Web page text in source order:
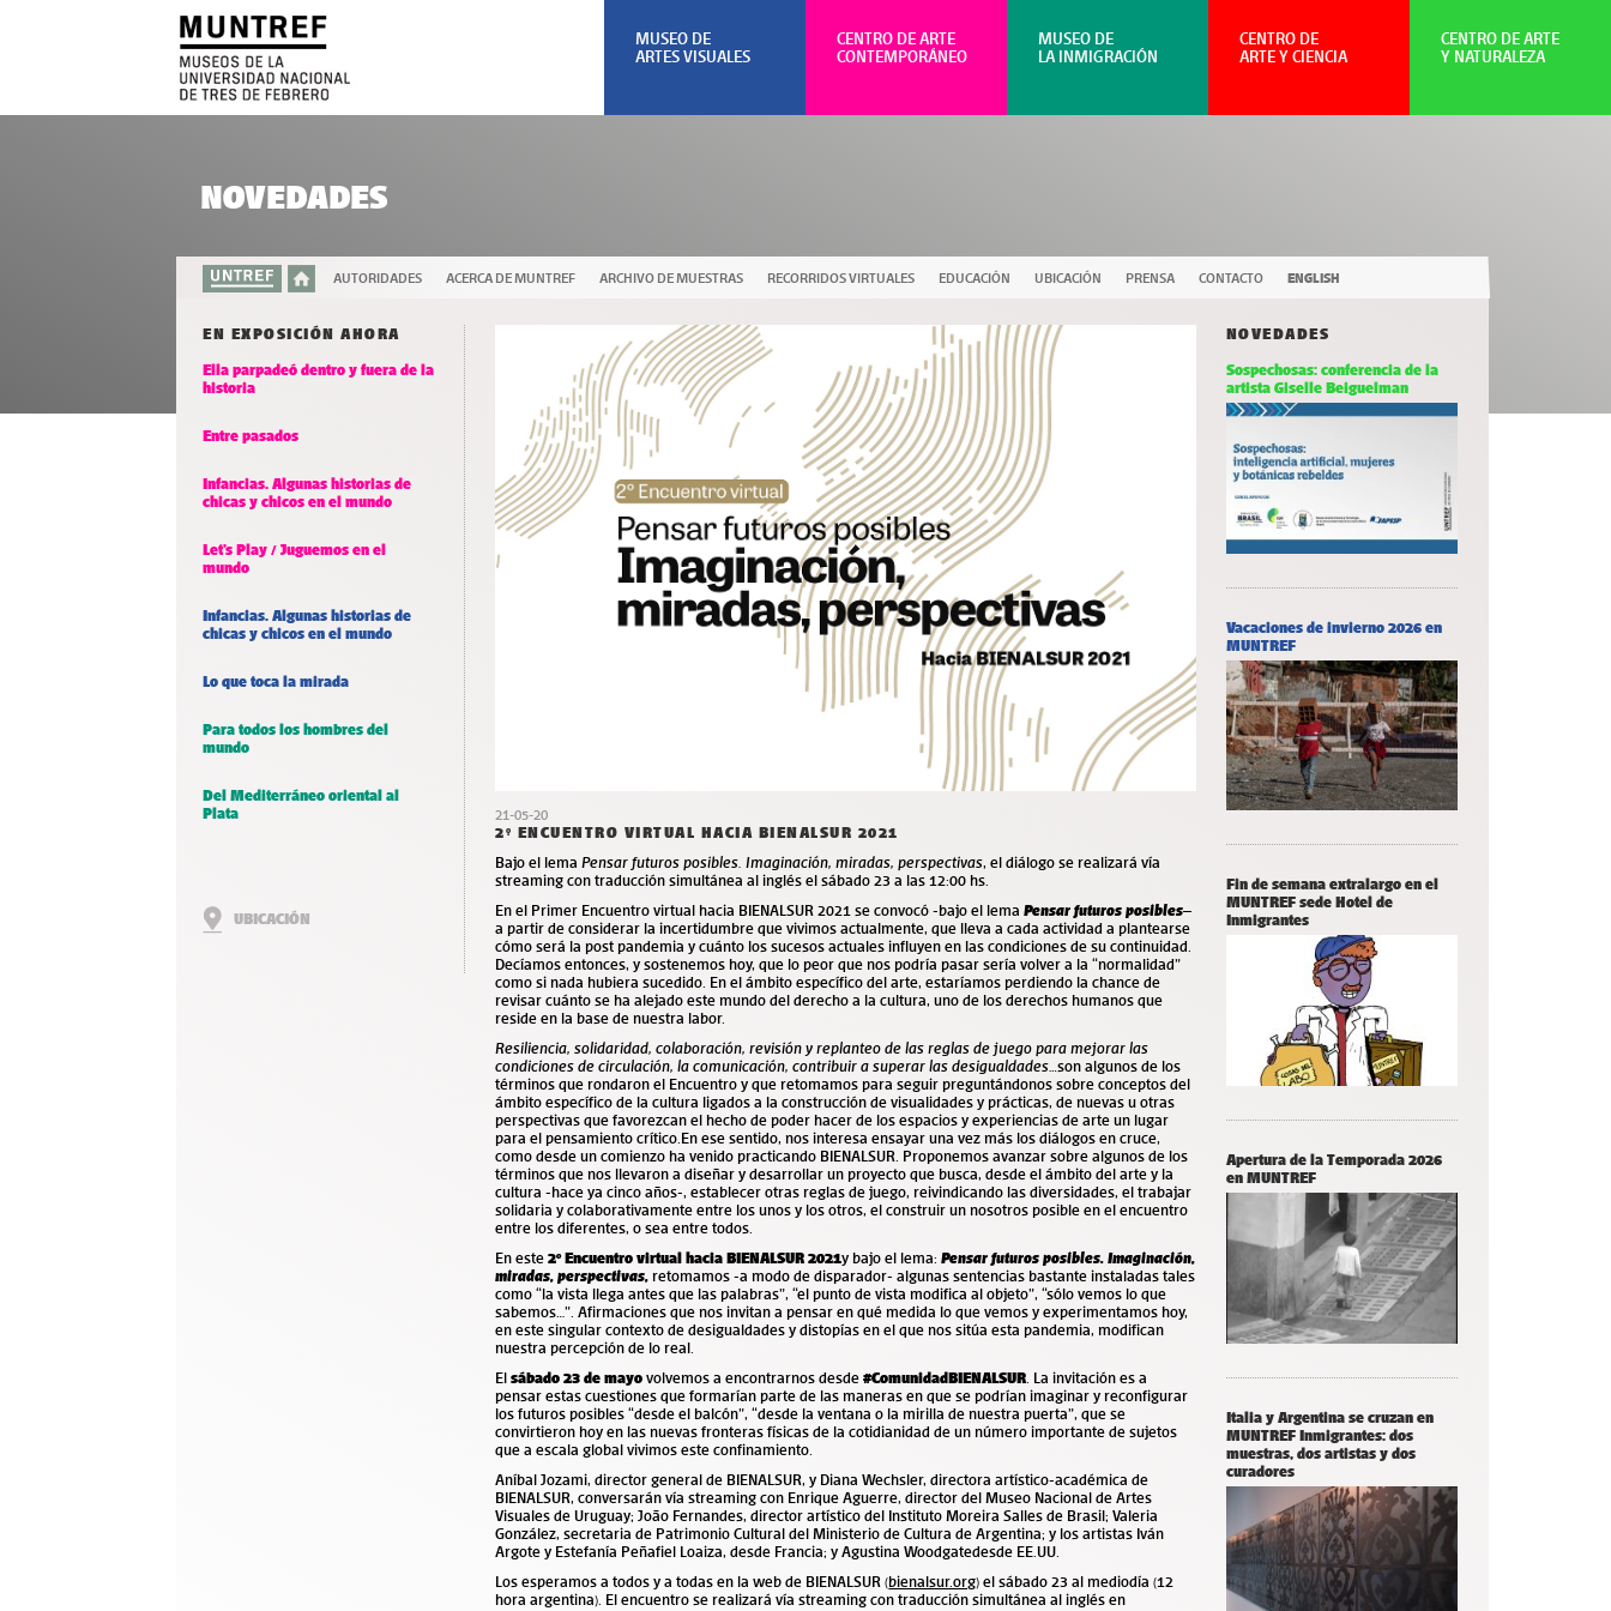
AUTORIDADES ACERCA DE MUNTREF ARCHIVO DE MUESTRAS RECORRIDOS VIRTUALES EDUCACIÓN UBICACIÓN PRENSA CONTACTO ENGLISH
NOVEDADES
EN EXPOSICIÓN AHORA
Ella parpadeó dentro y fuera de la
historia
Entre pasados
Infancias. Algunas historias de
chicas y chicos en el mundo
Let’s Play / Juguemos en el
mundo
Infancias. Algunas historias de
chicas y chicos en el mundo
Lo que toca la mirada
Para todos los hombres del
mundo
Del Mediterráneo oriental al
Plata
UBICACIÓN
21-05-20
2° ENCUENTRO VIRTUAL HACIA BIENALSUR 2021
Bajo el lemaPensar futuros posibles. Imaginación, miradas, perspectivas, el diálogo se realizará vía
streaming con traducción simultánea al inglés el sábado 23 a las 12:00 hs.
En el Primer Encuentro virtual hacia BIENALSUR 2021 se convocó -bajo el lemaPensar futuros posibles–
a partir de considerar la incertidumbre que vivimos actualmente, que lleva a cada actividad a plantearse
cómo será la post pandemia y cuánto los sucesos actuales influyen en las condiciones de su continuidad.
Decíamos entonces, y sostenemos hoy, que lo peor que nos podría pasar sería volver a la “normalidad”
como si nada hubiera sucedido. En el ámbito específico del arte, estaríamos perdiendo la chance de
revisar cuánto se ha alejado este mundo del derecho a la cultura, uno de los derechos humanos que
reside en la base de nuestra labor.
Resiliencia, solidaridad, colaboración, revisión y replanteo de las reglas de juego para mejorar las
condiciones de circulación, la comunicación, contribuir a superar las desigualdades…son algunos de los
términos que rondaron el Encuentro y que retomamos para seguir preguntándonos sobre conceptos del
ámbito específico de la cultura ligados a la construcción de visualidades y prácticas, de nuevas u otras
perspectivas que favorezcan el hecho de poder hacer de los espacios y experiencias de arte un lugar
para el pensamiento crítico.En ese sentido, nos interesa ensayar una vez más los diálogos en cruce,
como desde un comienzo ha venido practicando BIENALSUR. Proponemos avanzar sobre algunos de los
términos que nos llevaron a diseñar y desarrollar un proyecto que busca, desde el ámbito del arte y la
cultura -hace ya cinco años-, establecer otras reglas de juego, reivindicando las diversidades, el trabajar
solidaria y colaborativamente entre los unos y los otros, el construir un nosotros posible en el encuentro
entre los diferentes, o sea entre todos.
En este2º Encuentro virtual hacia BIENALSUR 2021y bajo el lema:Pensar futuros posibles. Imaginación,
miradas, perspectivas,retomamos -a modo de disparador- algunas sentencias bastante instaladas tales
como “la vista llega antes que las palabras”, “el punto de vista modifica al objeto”, “sólo vemos lo que
sabemos…”. Afirmaciones que nos invitan a pensar en qué medida lo que vemos y experimentamos hoy,
en este singular contexto de desigualdades y distopías en el que nos sitúa esta pandemia, modifican
nuestra percepción de lo real.
Elsábado 23 de mayo volvemos a encontrarnos desde#ComunidadBIENALSUR. La invitación es a
pensar estas cuestiones que formarían parte de las maneras en que se podrían imaginar y reconfigurar
los futuros posibles “desde el balcón”, “desde la ventana o la mirilla de nuestra puerta”, que se
convirtieron hoy en las nuevas fronteras físicas de la cotidianidad de un número importante de sujetos
que a escala global vivimos este confinamiento.
Aníbal Jozami, director general de BIENALSUR, y Diana Wechsler, directora artístico-académica de
BIENALSUR, conversarán vía streaming con Enrique Aguerre, director del Museo Nacional de Artes
Visuales de Uruguay; João Fernandes, director artístico del Instituto Moreira Salles de Brasil;Valeria
González, secretaria de Patrimonio Cultural del Ministerio de Cultura de Argentina; y los artistas Iván
Argote y Estefanía Peñafiel Loaiza, desde Francia; y Agustina Woodgatedesde EE.UU.
Los esperamos a todos y a todas en la web de BIENALSUR(bienalsur.org)el sábado 23 al mediodía (12
hora argentina). El encuentro se realizará vía streaming con traducción simultánea al inglés en
NOVEDADES
Sospechosas: conferencia de la
artista Giselle Beiguelman
Vacaciones de invierno 2026 en
MUNTREF
Fin de semana extralargo en el
MUNTREF sede Hotel de
Inmigrantes
Apertura de la Temporada 2026
en MUNTREF
Italia y Argentina se cruzan en
MUNTREF Inmigrantes: dos
muestras, dos artistas y dos
curadores
CENTRO DE ARTE
Y NATURALEZA
CENTRO DE
ARTE Y CIENCIA
MUSEO DE
LA INMIGRACIÓN
CENTRO DE ARTE
CONTEMPORÁNEO
MUSEO DE
ARTES VISUALES